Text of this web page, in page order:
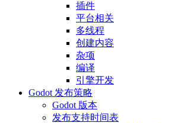
插件
平台相关
多线程
创建内容
杂项
编译
引擎开发
Godot 发布策略
Godot 版本
发布支持时间表